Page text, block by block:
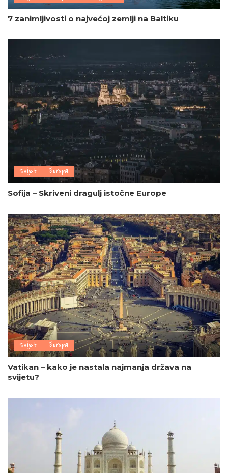
7 zanimljivosti o najvećoj zemlji na Baltiku
Svijet Europa
Sofija – Skriveni dragulj istočne Europe
Svijet Europa
Vatikan – kako je nastala najmanja država na
svijetu?